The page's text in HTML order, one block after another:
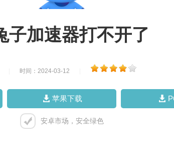
子加速器打不开了
时间：2024-03-12
苹果下载
安卓市场，安全绿色